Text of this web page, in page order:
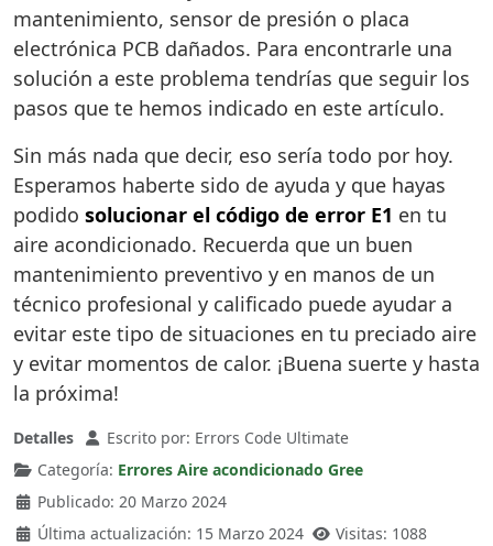
mantenimiento, sensor de presión o placa
electrónica PCB dañados. Para encontrarle una
solución a este problema tendrías que seguir los
pasos que te hemos indicado en este artículo.
Sin más nada que decir, eso sería todo por hoy.
Esperamos haberte sido de ayuda y que hayas
podido solucionar el código de error E1 en tu
aire acondicionado. Recuerda que un buen
mantenimiento preventivo y en manos de un
técnico profesional y calificado puede ayudar a
evitar este tipo de situaciones en tu preciado aire
y evitar momentos de calor. ¡Buena suerte y hasta
la próxima!
Detalles Escrito por: Errors Code Ultimate
Categoría: Errores Aire acondicionado Gree
Publicado: 20 Marzo 2024
Última actualización: 15 Marzo 2024
Visitas: 1088